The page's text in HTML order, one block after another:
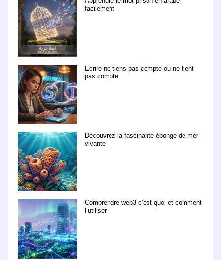
facilement
Écrire ne tiens pas compte ou ne tient
pas compte
Découvrez la fascinante éponge de mer
vivante
Comprendre web3 c’est quoi et comment
l’utiliser